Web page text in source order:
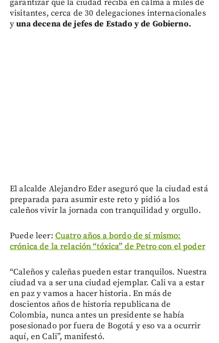
garantizar que la ciudad reciba en calma a miles de
visitantes, cerca de 30 delegaciones internacionales
yuna decena de jefes de Estado y de Gobierno.
El alcalde Alejandro Eder aseguró que la ciudad está
preparada para asumir este reto y pidió a los
caleños vivir la jornada con tranquilidad y orgullo.
Puede leer: Cuatro años a bordo de sí mismo:
crónica de la relación “tóxica” de Petro con el poder
“Caleños y caleñas pueden estar tranquilos. Nuestra
ciudad va a ser una ciudad ejemplar. Cali va a estar
en paz y vamos a hacer historia. En más de
doscientos años de historia republicana de
Colombia, nunca antes un presidente se había
posesionado por fuera de Bogotá y eso va a ocurrir
aquí, en Cali”, manifestó.